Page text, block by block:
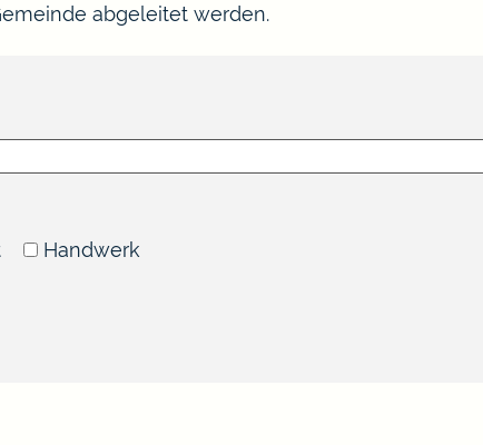
abgeleitet werden.
Handwerk